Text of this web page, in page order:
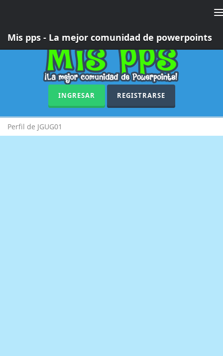
Mis pps - La mejor comunidad de powerpoints
INGRESAR REGISTRARSE
Perfil de JGUG01